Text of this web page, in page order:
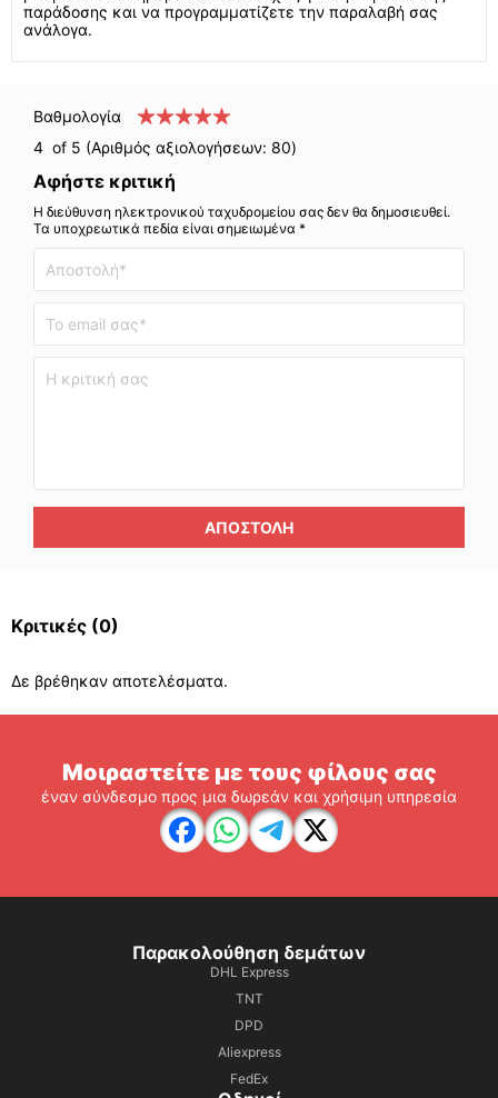
παράδοσης και να προγραμματίζετε την παραλαβή σας
ανάλογα.
Βαθμολογία
4 of 5 (Αριθμός αξιολογήσεων: 80)
Αφήστε κριτική
Η διεύθυνση ηλεκτρονικού ταχυδρομείου σας δεν θα δημοσιευθεί.
Τα υποχρεωτικά πεδία είναι σημειωμένα *
ΑΠΟΣΤΟΛΉ
Κριτικές (0)
Δε βρέθηκαν αποτελέσματα.
Μοιραστείτε με τους φίλους σας
έναν σύνδεσμο προς μια δωρεάν και χρήσιμη υπηρεσία
Παρακολούθηση δεμάτων
DHL Express
TNT
DPD
Aliexpress
FedEx